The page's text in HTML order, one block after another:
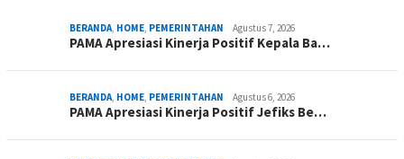
BERANDA, HOME, PEMERINTAHAN Agustus 7, 2026
PAMA Apresiasi Kinerja Positif Kepala Ba…
BERANDA, HOME, PEMERINTAHAN Agustus 6, 2026
PAMA Apresiasi Kinerja Positif Jefiks Be…